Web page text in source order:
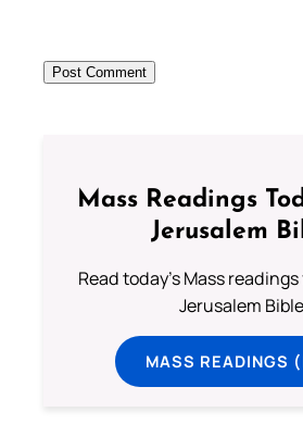
Mass Readings
Jerusalem
Read today's Mass
Jerusalem
MASS READINGS